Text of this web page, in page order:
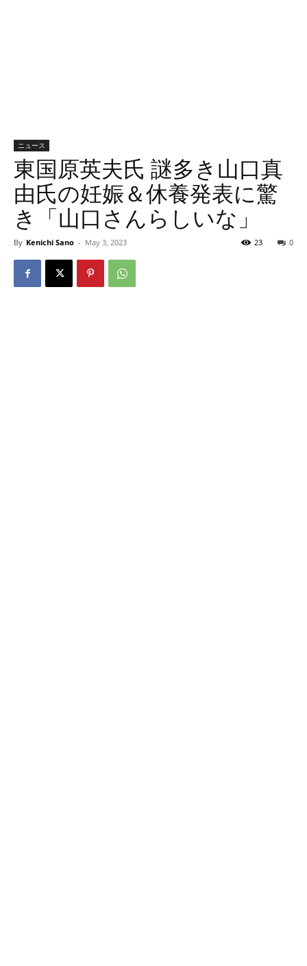
ニュース
東国原英夫氏 謎多き山口真
由氏の妊娠＆休養発表に驚
き「山口さんらしいな」
By Kenichi Sano - May 3, 2023 0
23